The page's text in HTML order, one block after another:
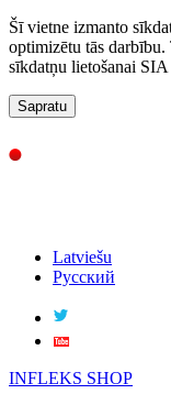
Šī vietne izmanto
optimizētu tās
sīkdatņu lietošanai
Sapratu
Latviešu
Русский
INFLEKS SHOP